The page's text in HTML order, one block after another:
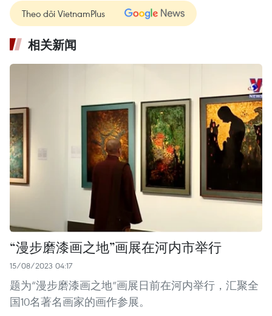
Theo dõi VietnamPlus
相关新闻
“漫步磨漆画之地”画展在河内市举行
15/08/2023 04:17
题为“漫步磨漆画之地”画展日前在河内举行，汇聚全
国10名著名画家的画作参展。